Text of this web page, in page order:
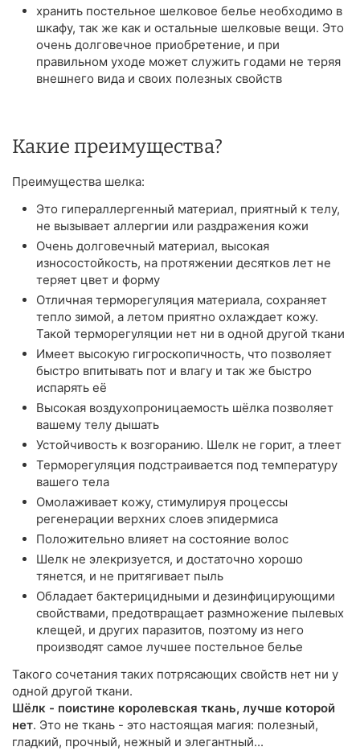
хранить постельное шелковое белье необходимо в
шкафу, так же как и остальные шелковые вещи. Это
очень долговечное приобретение, и при
правильном уходе может служить годами не теряя
внешнего вида и своих полезных свойств
Какие преимущества?
Преимущества шелка:
Это гипераллергенный материал, приятный к телу,
не вызывает аллергии или раздражения кожи
Очень долговечный материал, высокая
износостойкость, на протяжении десятков лет не
теряет цвет и форму
Отличная терморегуляция материала, сохраняет
тепло зимой, а летом приятно охлаждает кожу.
Такой терморегуляции нет ни в одной другой ткани
Имеет высокую гигроскопичность, что позволяет
быстро впитывать пот и влагу и так же быстро
испарять её
Высокая воздухопроницаемость шёлка позволяет
вашему телу дышать
Устойчивость к возгоранию. Шелк не горит, а тлеет
Терморегуляция подстраивается под температуру
вашего тела
Омолаживает кожу, стимулируя процессы
регенерации верхних слоев эпидермиса
Положительно влияет на состояние волос
Шелк не элекризуется, и достаточно хорошо
тянется, и не притягивает пыль
Обладает бактерицидными и дезинфицирующими
свойствами, предотвращает размножение пылевых
клещей, и других паразитов, поэтому из него
производят самое лучшее постельное белье
Такого сочетания таких потрясающих свойств нет ни у
одной другой ткани.
Шёлк - поистине королевская ткань, лучше которой
нет. Это не ткань - это настоящая магия: полезный,
гладкий, прочный, нежный и элегантный...